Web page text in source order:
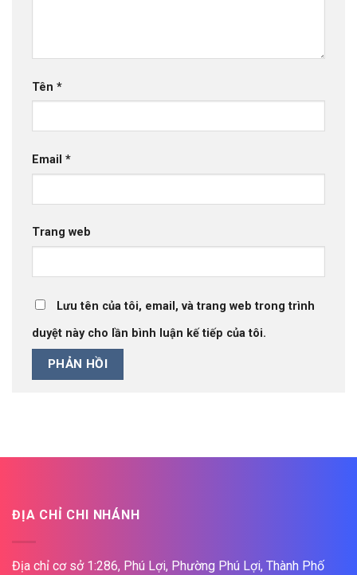
Tên *
Email *
Trang web
Lưu tên của tôi, email, và trang web trong trình
duyệt này cho lần bình luận kế tiếp của tôi.
ĐỊA CHỈ CHI NHÁNH
Địa chỉ cơ sở 1:286, Phú Lợi, Phường Phú Lợi, Thành Phố